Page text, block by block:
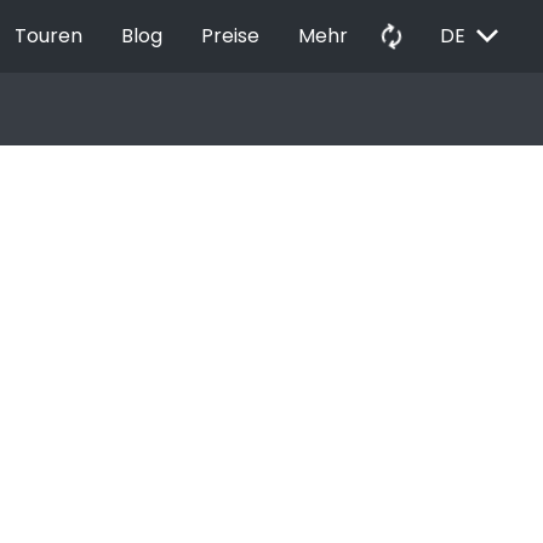
Touren Blog Preise Mehr autorenew DE EXPAND_MORE